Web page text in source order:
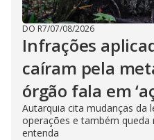
DO R7/07/08/2026
Infrações
caíram pela
órgão fala em
Autarquia cita mudanças da
operações e também queda
entenda